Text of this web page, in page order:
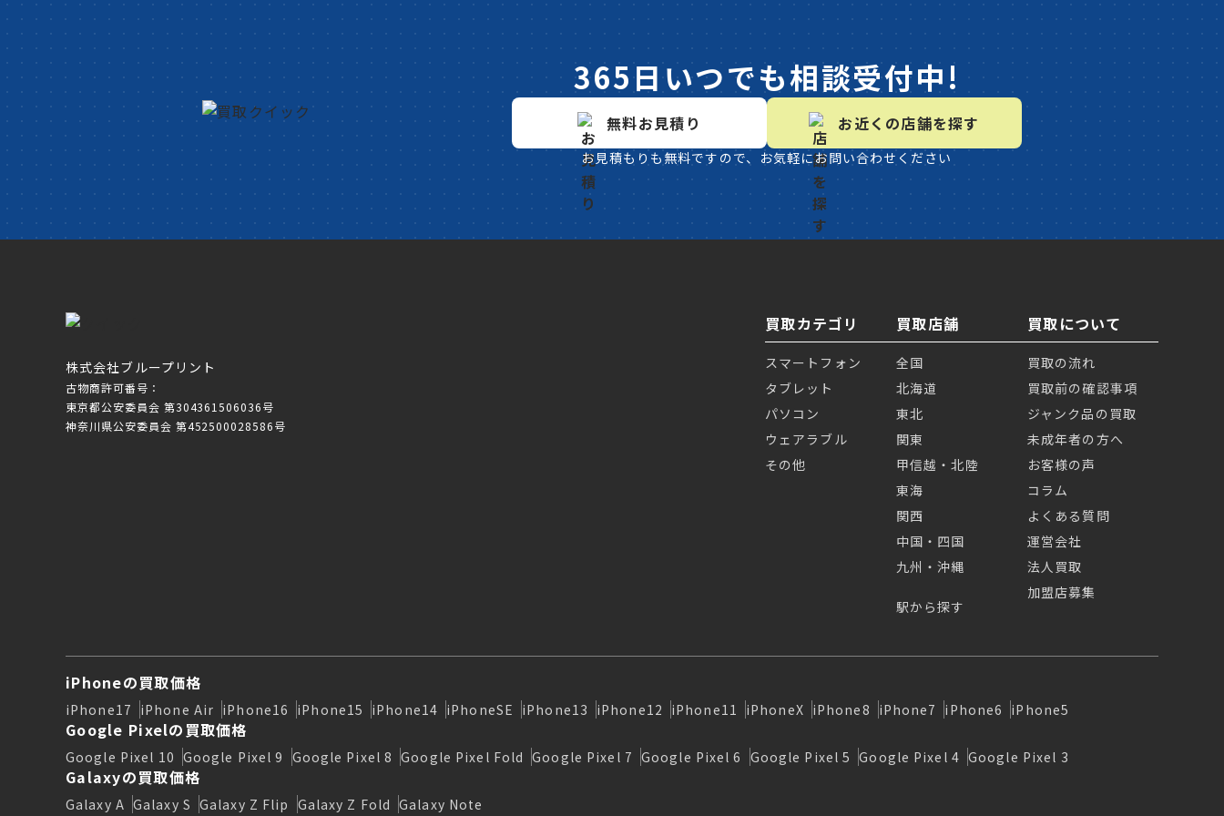
365日いつでも相談受付中!
無料お見積り お近くの店舗を探す
お見積もりも無料ですので、お気軽にお問い合わせください
株式会社ブループリント
古物商許可番号：
東京都公安委員会 第304361506036号
神奈川県公安委員会 第452500028586号
買取カテゴリ
スマートフォン
タブレット
パソコン
ウェアラブル
その他
買取店舗
全国
北海道
東北
関東
甲信越・北陸
東海
関西
中国・四国
九州・沖縄
駅から探す
買取について
買取の流れ
買取前の確認事項
ジャンク品の買取
未成年者の方へ
お客様の声
コラム
よくある質問
運営会社
法人買取
加盟店募集
iPhoneの買取価格
iPhone17 iPhone Air iPhone16 iPhone15 iPhone14 iPhoneSE iPhone13 iPhone12 iPhone11 iPhoneX iPhone8 iPhone7 iPhone6 iPhone5
Google Pixelの買取価格
Google Pixel 10 Google Pixel 9 Google Pixel 8 Google Pixel Fold Google Pixel 7 Google Pixel 6 Google Pixel 5 Google Pixel 4 Google Pixel 3
Galaxyの買取価格
Galaxy A Galaxy S Galaxy Z Flip Galaxy Z Fold Galaxy Note